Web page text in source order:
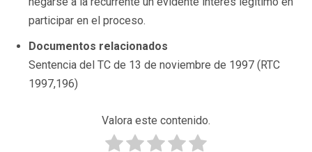
participar en el proceso.
Documentos relacionados
Sentencia del TC de 13 de noviembre de 1997 (RTC
1997,196)
Valora este contenido.